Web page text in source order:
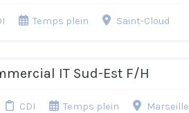
Temps plein Saint-Cloud
IT Sud-Est F/H
CDI Temps plein Marseille